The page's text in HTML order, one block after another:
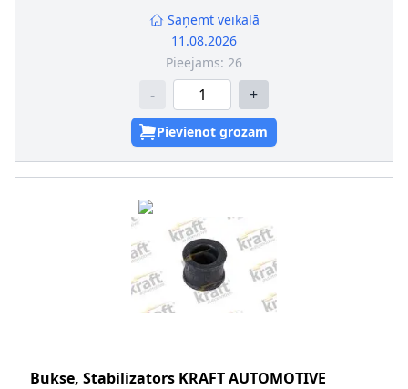
Saņemt veikalā
11.08.2026
Pieejams: 26
- +
Pievienot grozam
Bukse, Stabilizators KRAFT AUTOMOTIVE